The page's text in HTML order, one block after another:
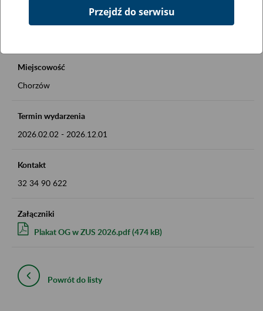
Okienko Górnicze w ZUS
Szczegóły na plakacie
Miejscowość
Chorzów
Termin wydarzenia
2026.02.02 - 2026.12.01
Kontakt
32 34 90 622
Załączniki
Plakat OG w ZUS 2026.pdf (474 kB)
Powrót do listy
Przejdź do serwisu